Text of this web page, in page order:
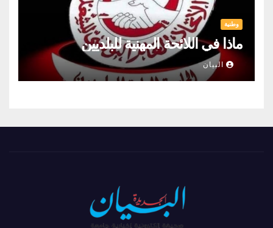
وطنية
ماذا في اللائحة المهنية للبلديين
البيان